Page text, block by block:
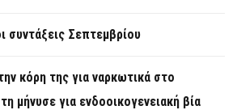
συντάξεις Σεπτεμβρίου
κόρη της για ναρκωτικά στο
μήνυσε για ενδοοικογενειακή βία